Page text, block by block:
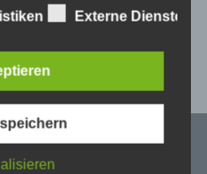
GmbH
sodass ein absoluter
betroffenen Person
auch auf
Externe Dienste